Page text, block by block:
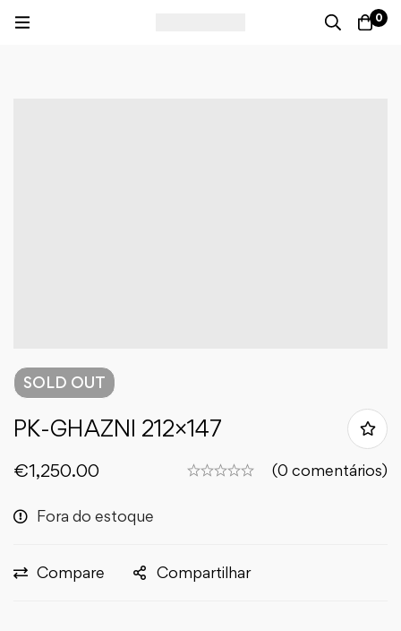
0
SOLD OUT
PK-GHAZNI 212×147
€1,250.00 (0 comentários)
Fora do estoque
Compare Compartilhar